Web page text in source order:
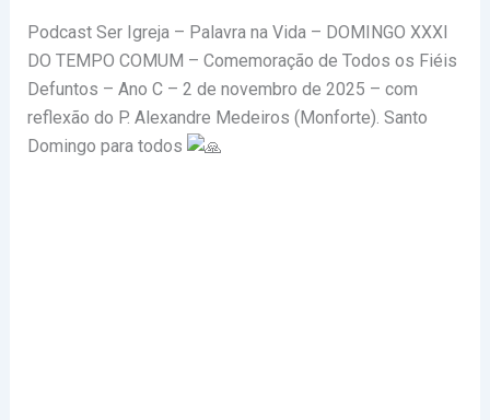
Podcast Ser Igreja – Palavra na Vida – DOMINGO XXXI
DO TEMPO COMUM – Comemoração de Todos os Fiéis
Defuntos – Ano C – 2 de novembro de 2025 – com
reflexão do P. Alexandre Medeiros (Monforte). Santo
Domingo para todos